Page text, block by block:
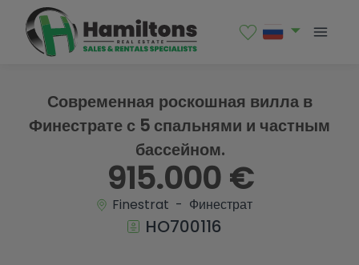
Современная роскошная вилла в
Финестрате с 5 спальнями и частным
бассейном.
915.000 €
Finestrat - Финестрат
HO700116
1 / 39